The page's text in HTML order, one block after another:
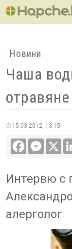
Новини
Чаша
15.03.2012, 13:15
Facebook
Интервю с
алерголог